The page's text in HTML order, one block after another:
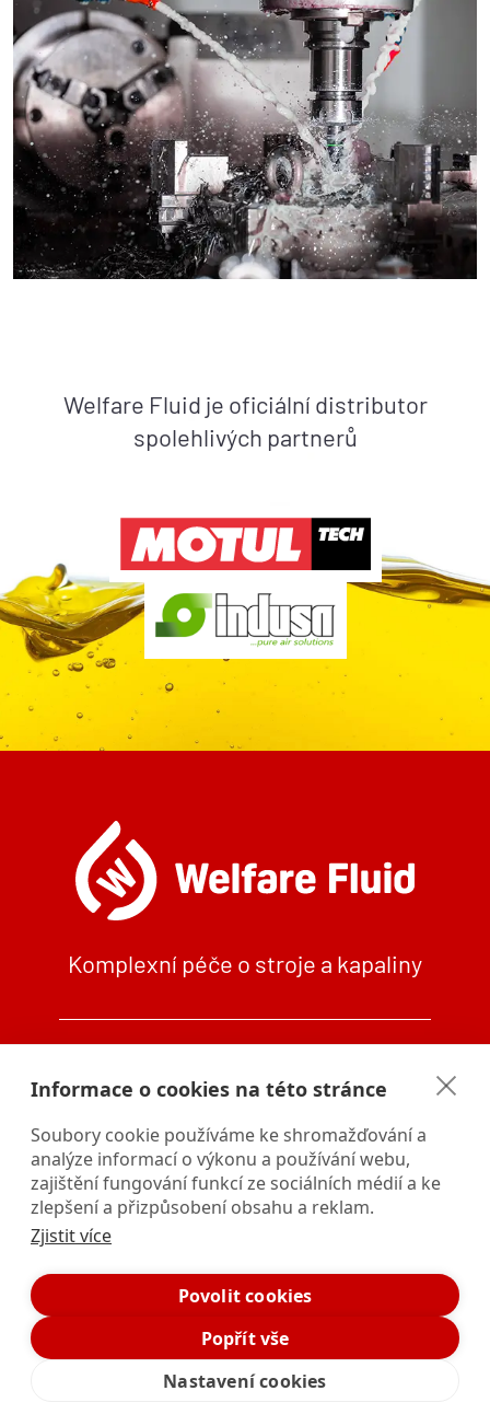
Welfare Fluid je oficiální distributor
spolehlivých partnerů
Komplexní péče o stroje a kapaliny
info@welfarefluid.cz
Provozovna: Průmyslová 2162,
59401 Velké Meziříčí
Zásady ochrany osobních údajů
Zásady Cookies
design webkafe.cz
Informace o cookies na této stránce
Soubory cookie používáme ke shromažďování a
analýze informací o výkonu a používání webu,
zajištění fungování funkcí ze sociálních médií a ke
zlepšení a přizpůsobení obsahu a reklam.
Zjistit více
Povolit cookies
Popřít vše
Nastavení cookies